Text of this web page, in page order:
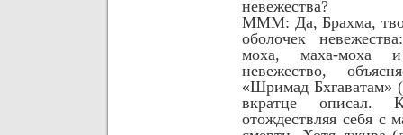
невежества?
МММ: Да, Брахма,
оболочек
моха, маха-моха
невежество,
«Шримад Бхгаватам»
вкратце описал.
отождествляя себя с